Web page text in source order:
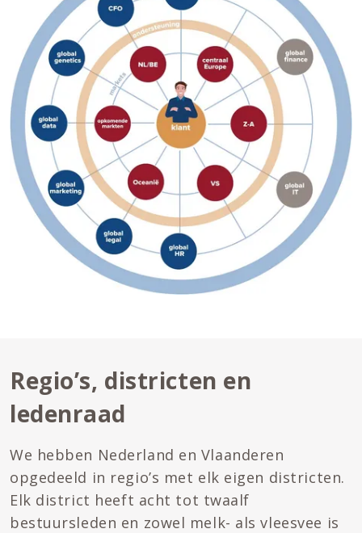
Regio’s, districten en
ledenraad
We hebben Nederland en Vlaanderen
opgedeeld in regio’s met elk eigen districten.
Elk district heeft acht tot twaalf
bestuursleden en zowel melk- als vleesvee is